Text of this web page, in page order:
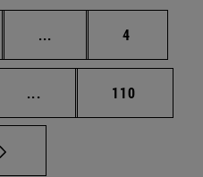
... Páginas intermedias
Página
4
... Páginas intermedias
Página
110